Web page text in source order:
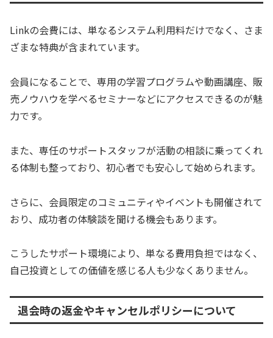
Linkの会費には、単なるシステム利用料だけでなく、さま
ざまな特典が含まれています。
会員になることで、専用の学習プログラムや動画講座、販
売ノウハウを学べるセミナーなどにアクセスできるのが魅
力です。
また、専任のサポートスタッフが活動の相談に乗ってくれ
る体制も整っており、初心者でも安心して始められます。
さらに、会員限定のコミュニティやイベントも開催されて
おり、成功者の体験談を聞ける機会もあります。
こうしたサポート環境により、単なる費用負担ではなく、
自己投資としての価値を感じる人も少なくありません。
退会時の返金やキャンセルポリシーについて